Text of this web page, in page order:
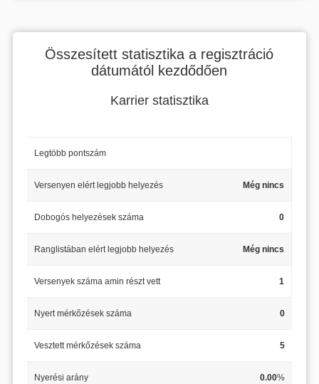
Összesített statisztika a regisztráció
dátumától kezdődően
Karrier statisztika
Legtöbb pontszám
Versenyen elért legjobb helyezés Még nincs
Dobogós helyezések száma 0
Ranglistában elért legjobb helyezés Még nincs
Versenyek száma amin részt vett 1
Nyert mérkőzések száma 0
Vesztett mérkőzések száma 5
Nyerési arány 0.00%